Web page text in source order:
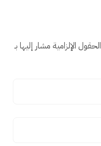
الحقول الإلزامية مشار إليها بـ